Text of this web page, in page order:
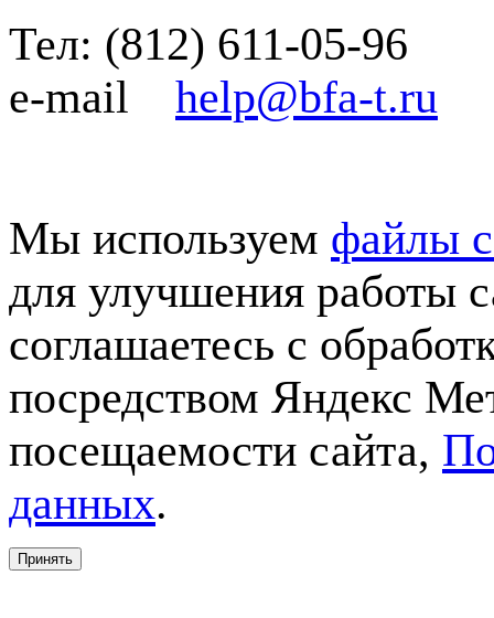
Тел: (812) 611-05-96
e-mail help@bfa-t.ru
Мы используем файлы
для улучшения работы
соглашаетесь с
посредством Яндекс
посещаемости сайта,
данных.
Принять